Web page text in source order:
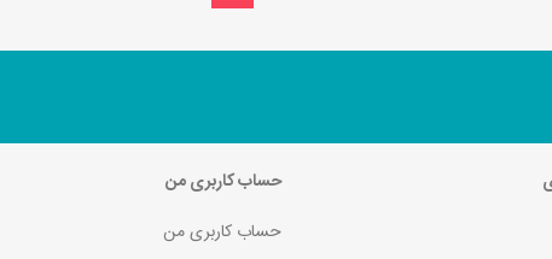
حساب کاربری من
حساب کاربری من